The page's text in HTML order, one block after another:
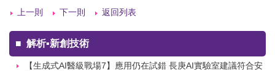
上一則 下一則 返回列表
■ 解析▪新創技術
【生成式AI醫級戰場7】應用仍在試錯 長庚AI實驗室建議符合安